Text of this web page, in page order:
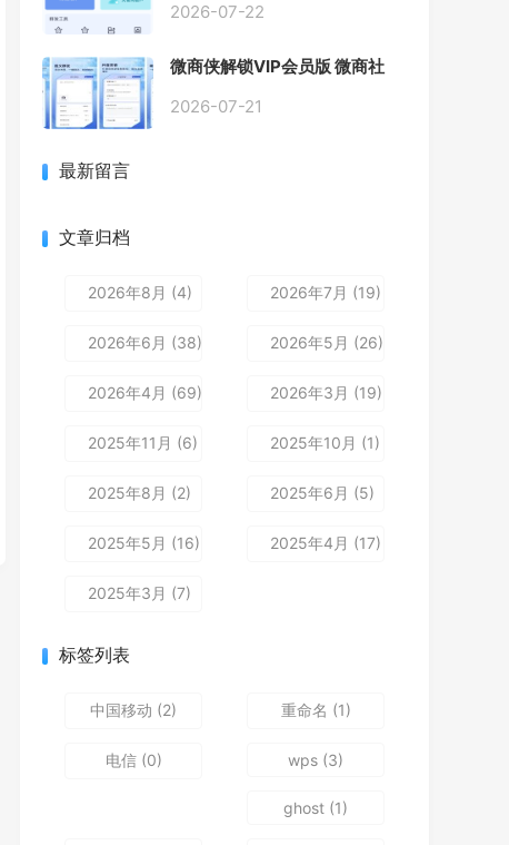
2026-07-22
微商侠解锁VIP会员版 微商社
微信辅助工具
2026-07-21
最新留言
文章归档
2026年8月 (4) 2026年7月 (19)
2026年6月 (38) 2026年5月 (26)
2026年4月 (69) 2026年3月 (19)
2025年11月 (6) 2025年10月 (1)
2025年8月 (2) 2025年6月 (5)
2025年5月 (16) 2025年4月 (17)
2025年3月 (7)
标签列表
中国移动 (2) 重命名 (1)
电信(0) wps (3)
ghost (1)